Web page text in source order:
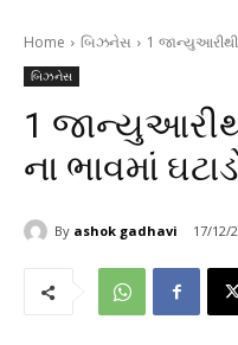
Home બિઝનેસ 1 જાન્યુઆરીથી
બિઝનેસ
1
ના ભાવમાં
By ashok gadhavi 17/12/